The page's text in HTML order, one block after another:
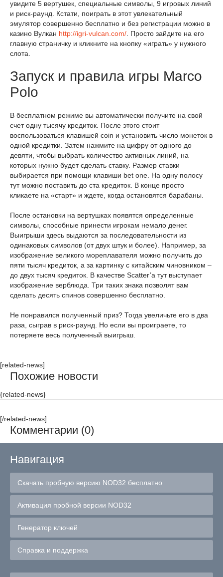
увидите 5 вертушек, специальные символы, 9 игровых линий
и риск-раунд. Кстати, поиграть в этот увлекательный
эмулятор совершенно бесплатно и без регистрации можно в
казино Вулкан http://igri-vulcan.com/ . Просто зайдите на его
главную страничку и кликните на кнопку «играть» у нужного
слота.
Запуск и правила игры Marco
Polo
В бесплатном режиме вы автоматически получите на свой
счет одну тысячу кредиток. После этого стоит
воспользоваться клавишей coin и установить число монеток в
одной кредитки. Затем нажмите на цифру от одного до
девяти, чтобы выбрать количество активных линий, на
которых нужно будет сделать ставку. Размер ставки
выбирается при помощи клавиши bet one. На одну полосу
тут можно поставить до ста кредиток. В конце просто
кликаете на «старт» и ждете, когда остановятся барабаны.
После остановки на вертушках появятся определенные
символы, способные принести игрокам немало денег.
Выигрыши здесь выдаются за последовательности из
одинаковых символов (от двух штук и более). Например, за
изображение великого мореплавателя можно получить до
пяти тысяч кредиток, а за картинку с китайским чиновником –
до двух тысяч кредиток. В качестве Scatter’а тут выступает
изображение верблюда. Три таких знака позволят вам
сделать десять спинов совершенно бесплатно.
Не понравился полученный приз? Тогда увеличьте его в два
раза, сыграв в риск-раунд. Но если вы проиграете, то
потеряете весь полученный выигрыш.
[related-news]
Похожие новости
{related-news}
[/related-news]
Комментарии (0)
Навигация
Скачать пробную версию NOD32 бесплатно
Активация пробной версии NOD32
Генератор ключей
Справка и поддержка